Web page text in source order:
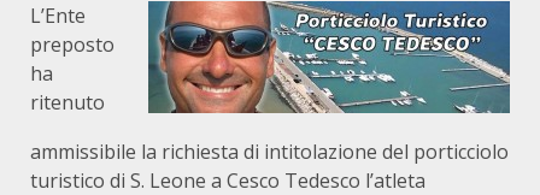
L’Ente
preposto
ha
ritenuto
ammissibile la richiesta di intitolazione del porticciolo
turistico di S. Leone a Cesco Tedesco l’atleta